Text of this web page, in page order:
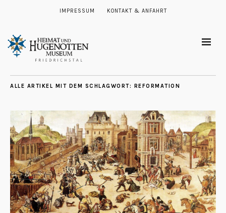
IMPRESSUM KONTAKT & ANFAHRT
ALLE ARTIKEL MIT DEM SCHLAGWORT: REFORMATION